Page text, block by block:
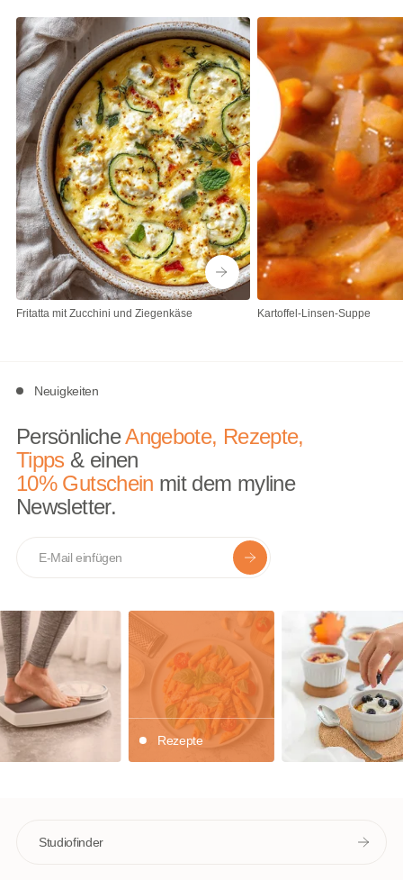
Fritatta mit Zucchini und Ziegenkäse Kartoffel-Linsen-Suppe
Neuigkeiten
PersönlicheAngebote, Rezepte,
Tipps & einen
10% Gutschein mit dem myline
Newsletter.
Rezepte
Studiofinder